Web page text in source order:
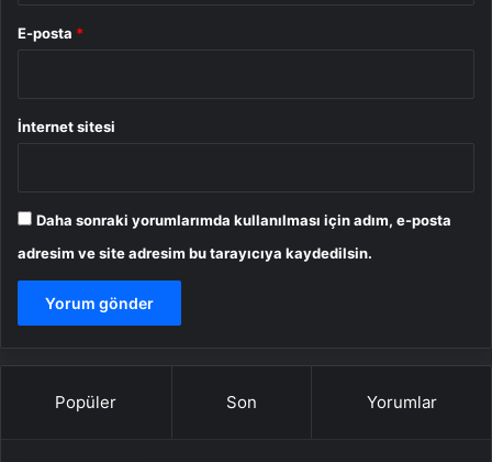
E-posta *
İnternet sitesi
Daha sonraki yorumlarımda kullanılması için adım, e-posta
adresim ve site adresim bu tarayıcıya kaydedilsin.
Popüler Son Yorumlar